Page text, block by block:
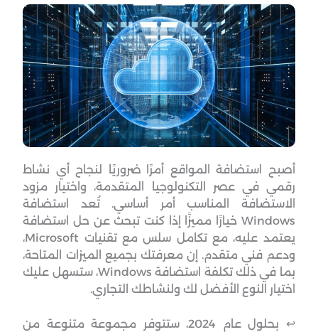
أصبح استضافة المواقع أمرًا ضروريًا لنجاح أي نشاط
رقمي في عصر التكنولوجيا المتقدمة، واختيار مزود
الاستضافة المناسب أمر أساسي. تُعد استضافة
Windows خيارًا مميزًا إذا كنت تبحث عن حل استضافة
يعتمد عليه، مع تكامل سلس مع تقنيات Microsoft،
ودعم فني متقدم. إن معرفتك بجميع الميزات المتاحة،
بما في ذلك تكلفة استضافة Windows، ستسهل عليك
اختيار النوع الأفضل لك ولنشاطك التجاري.
↩︎ بحلول عام 2024، ستتوفر مجموعة متنوعة من